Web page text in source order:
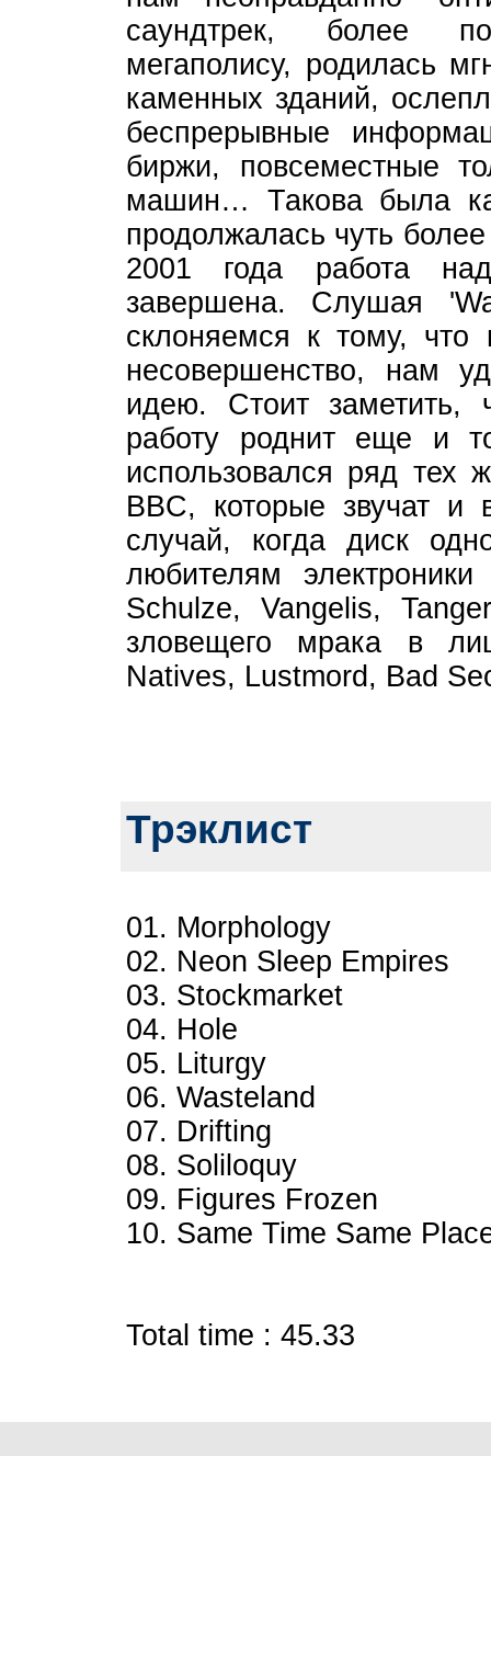
саундтрек, более
мегаполису, родилась
каменных зданий,
беспрерывные
биржи, повсеместные
машин… Такова была
продолжалась чуть
2001 года работа
завершена. Слушая
склоняемся к тому, что
несовершенство, нам
идею. Стоит
работу роднит еще и
использовался ряд тех
BBC, которые звучат
случай, когда диск
любителям
Schulze, Vangelis,
зловещего мрака в
Natives, Lustmord, Bad
Трэклист
01. Morphology
02. Neon Sleep Empires
03. Stockmarket
04. Hole
05. Liturgy
06. Wasteland
07. Drifting
08. Soliloquy
09. Figures Frozen
10. Same Time Same
Total time : 45.33